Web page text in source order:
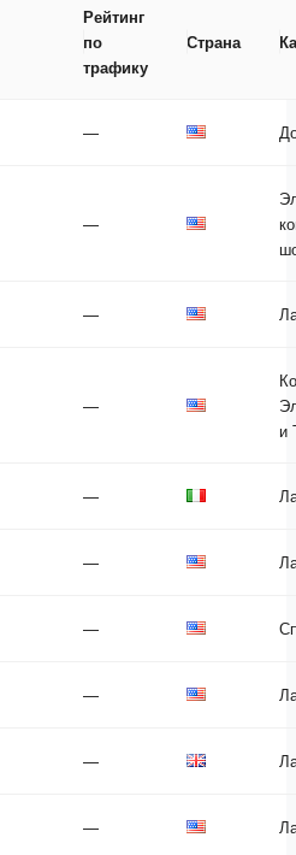
Рейтинг
по
трафику
Страна
—
—
—
—
и
—
—
—
—
—
—